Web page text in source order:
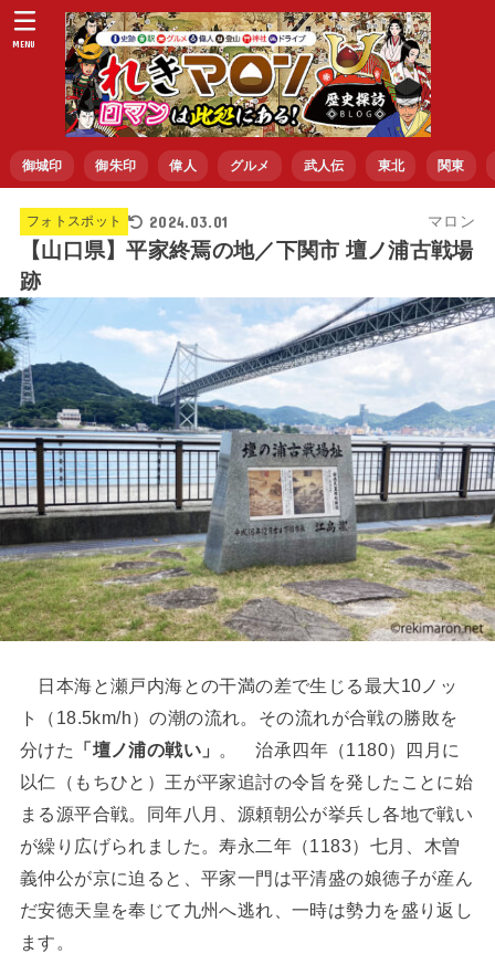
御城印 御朱印 偉人 グルメ 武人伝 東北 関東
MENU
フォトスポット 2024.03.01 マロン
【山口県】平家終焉の地／下関市 壇ノ浦古戦場
跡
日本海と瀬戸内海との干満の差で生じる最大10ノッ
ト（18.5km/h）の潮の流れ。その流れが合戦の勝敗を
分けた
「壇ノ浦の戦い」 。 治承四年（1180）四月に
以仁（もちひと）王が平家追討の令旨を発したことに始
まる源平合戦。同年八月、源頼朝公が挙兵し各地で戦い
が繰り広げられました。寿永二年（1183）七月、木曽
義仲公が京に迫ると、平家一門は平清盛の娘徳子が産ん
だ安徳天皇を奉じて九州へ逃れ、一時は勢力を盛り返し
ます。